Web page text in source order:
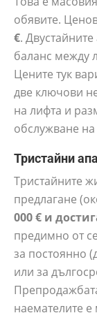
обявите.
€.
баланс между
Цените тук
две ключови
на лифта и
обслужване
Тристайни
Тристайните
предлагане
000 € и
предимно от
за постоянно
или за
наемателите